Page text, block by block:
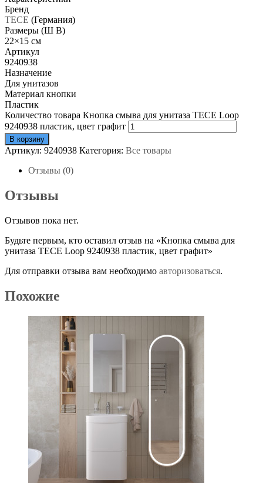
Бренд
TECE (Германия)
Размеры (Ш В)
22×15 см
Артикул
9240938
Назначение
Для унитазов
Материал кнопки
Пластик
Количество товара Кнопка смыва для унитаза TECE Loop
9240938 пластик, цвет графит
В корзину
Артикул: 9240938 Категория: Все товары
Отзывы (0)
Отзывы
Отзывов пока нет.
Будьте первым, кто оставил отзыв на «Кнопка смыва для
унитаза TECE Loop 9240938 пластик, цвет графит»
Для отправки отзыва вам необходимо авторизоваться.
Похожие